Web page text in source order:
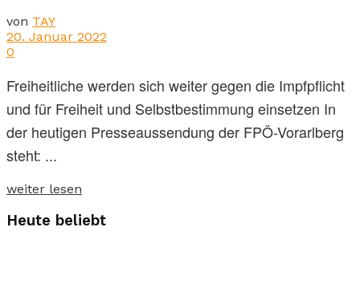
von TAY
20. Januar 2022
0
Freiheitliche werden sich weiter gegen die Impfpflicht
und für Freiheit und Selbstbestimmung einsetzen In
der heutigen Presseaussendung der FPÖ-Vorarlberg
steht: ...
weiter lesen
Heute beliebt